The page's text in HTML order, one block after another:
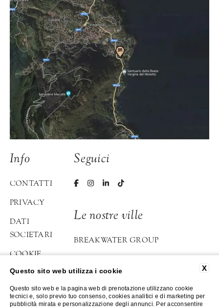
Info
CONTATTI
PRIVACY
DATI
SOCIETARI
COOKIE
POLICY
ACCESSIBILITÀ
Seguici
Le nostre ville
BREAKWATER GROUP
ATELIER DI LOPPIA
X
Questo sito web utilizza i cookie
Questo sito web e la pagina web di prenotazione utilizzano cookie
tecnici e, solo previo tuo consenso, cookies analitici e di marketing per
pubblicità mirata e personalizzazione degli annunci. Per acconsentire